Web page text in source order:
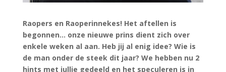
Raopers en Raoperinnekes! Het aftellen is
begonnen… onze nieuwe prins dient zich over
enkele weken al aan. Heb jij al enig idee? Wie is
de man onder de steek dit jaar? We hebben nu 2
hints met jullie gedeeld en het speculeren is in